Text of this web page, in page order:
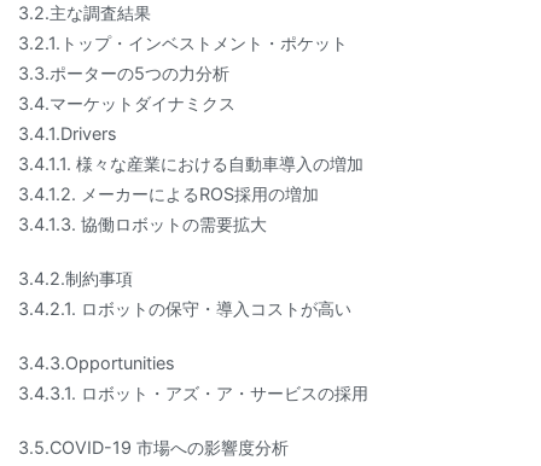
3.2.主な調査結果
3.2.1.トップ・インベストメント・ポケット
3.3.ポーターの5つの力分析
3.4.マーケットダイナミクス
3.4.1.Drivers
3.4.1.1. 様々な産業における自動車導入の増加
3.4.1.2. メーカーによるROS採用の増加
3.4.1.3. 協働ロボットの需要拡大
3.4.2.制約事項
3.4.2.1. ロボットの保守・導入コストが高い
3.4.3.Opportunities
3.4.3.1. ロボット・アズ・ア・サービスの採用
3.5.COVID-19 市場への影響度分析